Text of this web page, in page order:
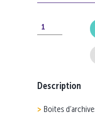
Description
Boites